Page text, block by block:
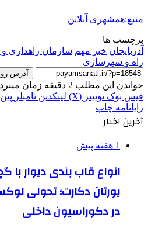
منبع:همشهری آنلاین
برچسب ها
آذربایجان خبر مهم سازمان راهداری
راه و شهرسازی
آدرس
خواندن این مطلب 2 دقیقه زمان میبرد
فیس بوک توییتر (X) لینکدین ‫تامبلر
رایانامه چاپ
آخرین اخبار
1 هفته پیش
انواع قاب بندی دیوار
یورتان دکارت؛ تحولی
در دکوراسیون داخلی